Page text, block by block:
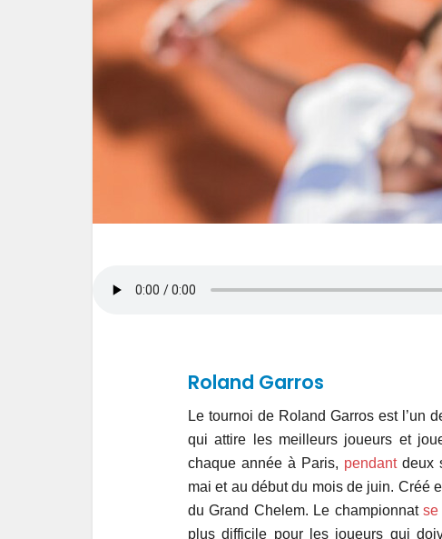
Roland Garros
Le tournoi de Roland Garros est l’un
qui attire les meilleurs joueurs et
chaque année à Paris, pendantdeux
mai et au début du mois de juin. Créé
du Grand Chelem. Le championnatse
plus difficile pour les joueurs qui